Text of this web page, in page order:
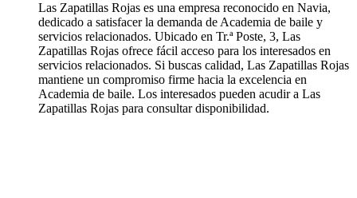
Las Zapatillas Rojas es una empresa reconocido en Navia,
dedicado a satisfacer la demanda de Academia de baile y
servicios relacionados. Ubicado en Tr.ª Poste, 3, Las
Zapatillas Rojas ofrece fácil acceso para los interesados en
servicios relacionados. Si buscas calidad, Las Zapatillas Rojas
mantiene un compromiso firme hacia la excelencia en
Academia de baile. Los interesados pueden acudir a Las
Zapatillas Rojas para consultar disponibilidad.